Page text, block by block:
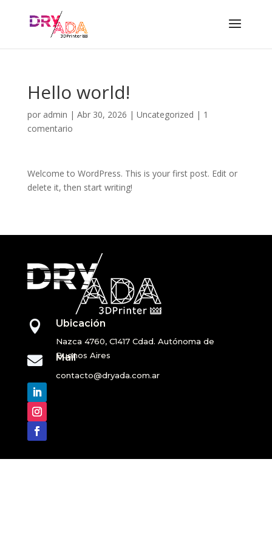
Hello world!
por admin | Abr 30, 2026 | Uncategorized | 1
comentario
Welcome to WordPress. This is your first post. Edit or
delete it, then start writing!
 Ubicación
Nazca 4760, C1417 Cdad. Autónoma de
Buenos Aires
 Mail
contacto@dryada.com.ar